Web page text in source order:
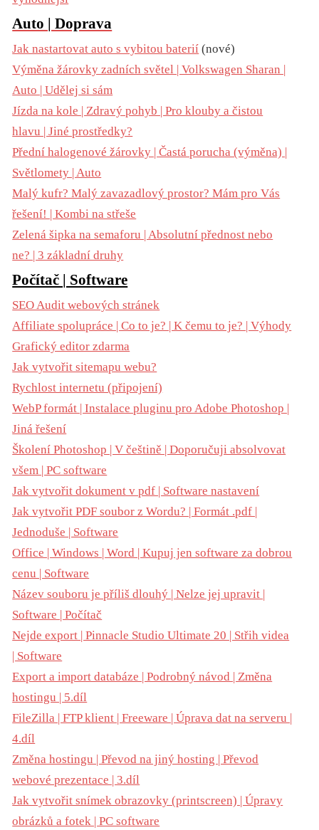
Auto | Doprava
Jak nastartovat auto s vybitou baterií (nové)
Výměna žárovky zadních světel | Volkswagen Sharan |
Auto | Udělej si sám
Jízda na kole | Zdravý pohyb | Pro klouby a čistou
hlavu | Jiné prostředky?
Přední halogenové žárovky | Častá porucha (výměna) |
Světlomety | Auto
Malý kufr? Malý zavazadlový prostor? Mám pro Vás
řešení! | Kombi na střeše
Zelená šipka na semaforu | Absolutní přednost nebo
ne? | 3 základní druhy
Počítač | Software
SEO Audit webových stránek
Affiliate spolupráce | Co to je? | K čemu to je? | Výhody
Grafický editor zdarma
Jak vytvořit sitemapu webu?
Rychlost internetu (připojení)
WebP formát | Instalace pluginu pro Adobe Photoshop |
Jiná řešení
Školení Photoshop | V češtině | Doporučuji absolvovat
všem | PC software
Jak vytvořit dokument v pdf | Software nastavení
Jak vytvořit PDF soubor z Wordu? | Formát .pdf |
Jednoduše | Software
Office | Windows | Word | Kupuj jen software za dobrou
cenu | Software
Název souboru je příliš dlouhý | Nelze jej upravit |
Software | Počítač
Nejde export | Pinnacle Studio Ultimate 20 | Střih videa
| Software
Export a import databáze | Podrobný návod | Změna
hostingu | 5.díl
FileZilla | FTP klient | Freeware | Úprava dat na serveru |
4.díl
Změna hostingu | Převod na jiný hosting | Převod
webové prezentace | 3.díl
Jak vytvořit snímek obrazovky (printscreen) | Úpravy
obrázků a fotek | PC software